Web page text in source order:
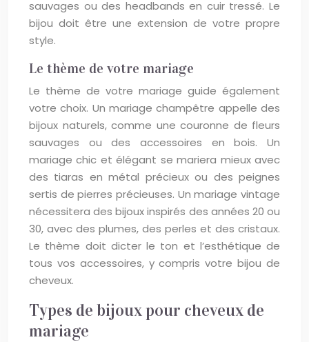
sauvages ou des headbands en cuir tressé. Le
bijou doit être une extension de votre propre
style.
Le thème de votre mariage
Le thème de votre mariage guide également
votre choix. Un mariage champêtre appelle des
bijoux naturels, comme une couronne de fleurs
sauvages ou des accessoires en bois. Un
mariage chic et élégant se mariera mieux avec
des tiaras en métal précieux ou des peignes
sertis de pierres précieuses. Un mariage vintage
nécessitera des bijoux inspirés des années 20 ou
30, avec des plumes, des perles et des cristaux.
Le thème doit dicter le ton et l’esthétique de
tous vos accessoires, y compris votre bijou de
cheveux.
Types de bijoux pour cheveux de
mariage